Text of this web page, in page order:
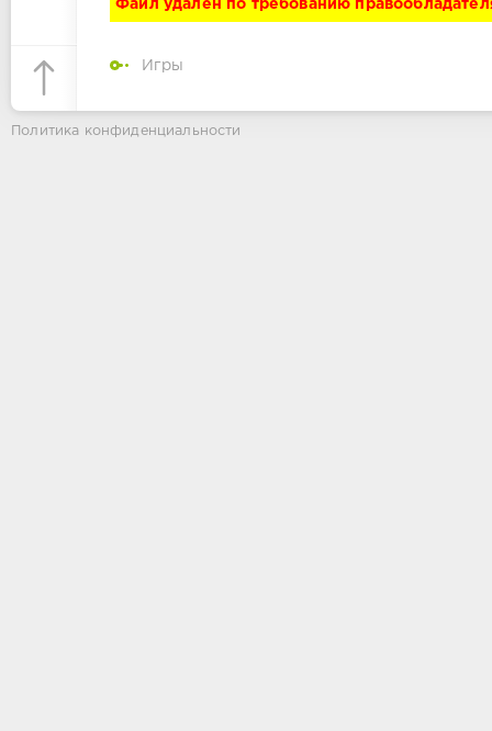
Файл удалён по требованию
Игры
Политика конфиденциальности